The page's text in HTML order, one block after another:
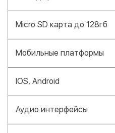
Micro SD карта до 128гб
Мобильные платформы
IOS, Android
Аудио интерфейсы